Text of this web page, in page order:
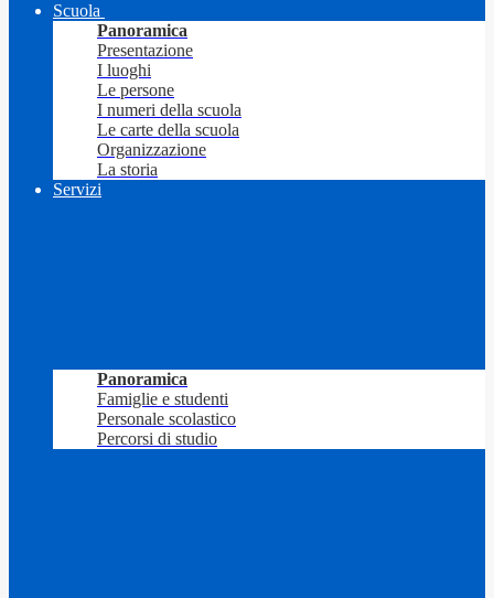
Scuola
Panoramica
Presentazione
I luoghi
Le persone
I numeri della scuola
Le carte della scuola
Organizzazione
La storia
Servizi
Panoramica
Famiglie e studenti
Personale scolastico
Percorsi di studio